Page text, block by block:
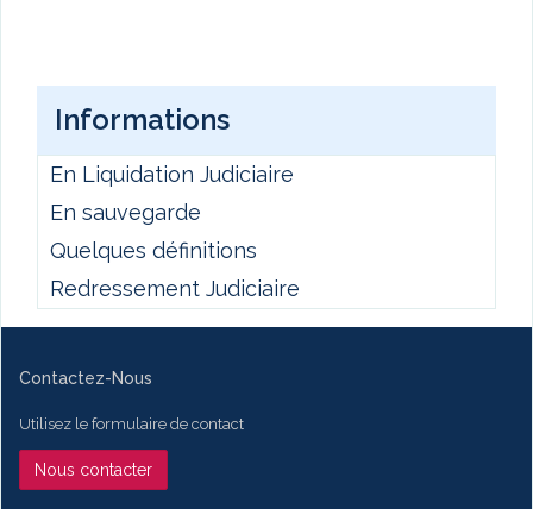
Informations
En Liquidation Judiciaire
En sauvegarde
Quelques définitions
Redressement Judiciaire
Contactez-Nous
Utilisez le formulaire de contact
Nous contacter